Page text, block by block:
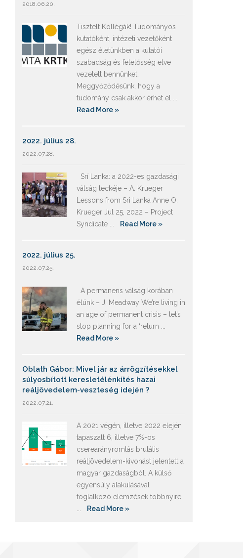
2018.06.20.
Tisztelt Kollégák! Tudományos
kutatóként, intézeti vezetőként
egész életünkben a kutatói
szabadság és felelősség elve
vezetett bennünket.
Meggyőződésünk, hogy a
tudomány csak akkor érhet el ...
Read More »
2022. július 28.
2022.07.28.
Srí Lanka: a 2022-es gazdasági
válság leckéje – A. Krueger
Lessons from Sri Lanka Anne O.
Krueger Jul 25, 2022 – Project
Syndicate ...
Read More »
2022. július 25.
2022.07.25.
A permanens válság korában
élünk – J. Meadway We’re living in
an age of permanent crisis – let’s
stop planning for a ‘return ...
Read More »
Oblath Gábor: Mivel jár az árrögzítésekkel
súlyosbított keresletélénkítés hazai
reáljövedelem-veszteség idején ?
2022.07.21.
A 2021 végén, illetve 2022 elején
tapaszalt 6, illetve 7%-os
cserearányromlás brutális
reáljövedelem-kivonást jelentett a
magyar gazdaságból. A külső
egyensúly alakulásával
foglalkozó elemzések többnyire
Read More »